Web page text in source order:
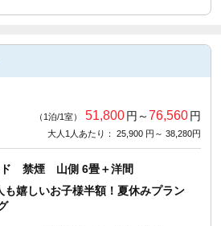
（1泊/1室） 51,800円～ 76,560円
大人1人あたり： 25,900 円～ 38,280円
禁煙 山側 6畳＋洋間
も嬉しいお子様半額！夏休みプラン